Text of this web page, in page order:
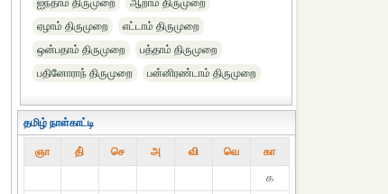
ஐந்தாம் திருமுறை
ஆறாம் திருமுறை
ஏழாம் திருமுறை
எட்டாம் திருமுறை
ஒன்பதாம் திருமுறை
பத்தாம் திருமுறை
பதினோராந் திருமுறை
பன்னிரண்டாம் திருமுறை
தமிழ் நாள்காட்டி
ஞா தி் செ அ வி வெ கா
௧